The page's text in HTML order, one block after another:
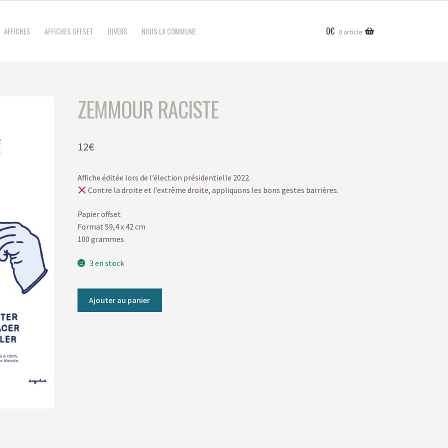
AFFICHES AFFICHES OFFSET DIVERS NOUS LA COMMUNE 0€ 0 article
ZEMMOUR RACISTE
12€
Affiche éditée lors de l’élection présidentielle 2022.
Contre la droite et l’extrême droite, appliquons les bons gestes barrières.
Papier offset
Format 59,4 x 42 cm
100 grammes
3 en stock
Ajouter au panier